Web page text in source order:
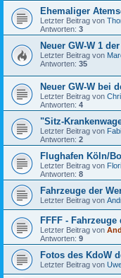
Ehemaliger
Letzter Beitrag von
Antworten: 3
Neuer GW-W 1
Letzter Beitrag von
Antworten: 35
Neuer GW-W bei
Letzter Beitrag von
Antworten: 4
"Sitz-
Letzter Beitrag von
Antworten: 2
Flughafen Köln/
Letzter Beitrag von
Antworten: 8
Fahrzeuge der
Letzter Beitrag von
FFFF -
Letzter Beitrag von
Antworten: 9
Fotos des KdoW
Letzter Beitrag von